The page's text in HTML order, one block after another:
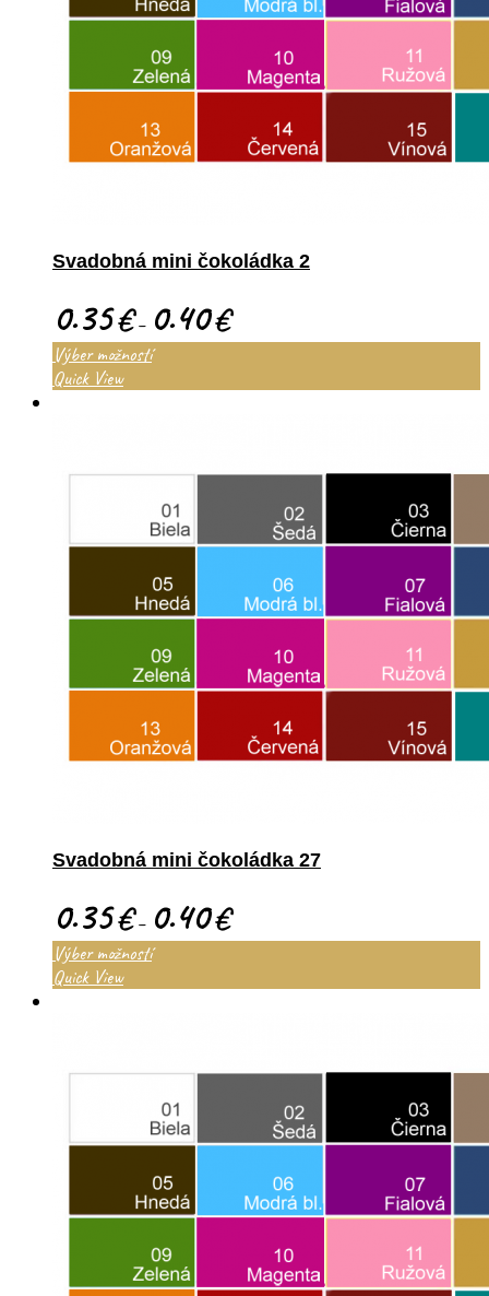
Svadobná mini čokoládka 2
0.35€– 0.40€
Výber možností
Quick View
Svadobná mini čokoládka 27
0.35€– 0.40€
Výber možností
Quick View